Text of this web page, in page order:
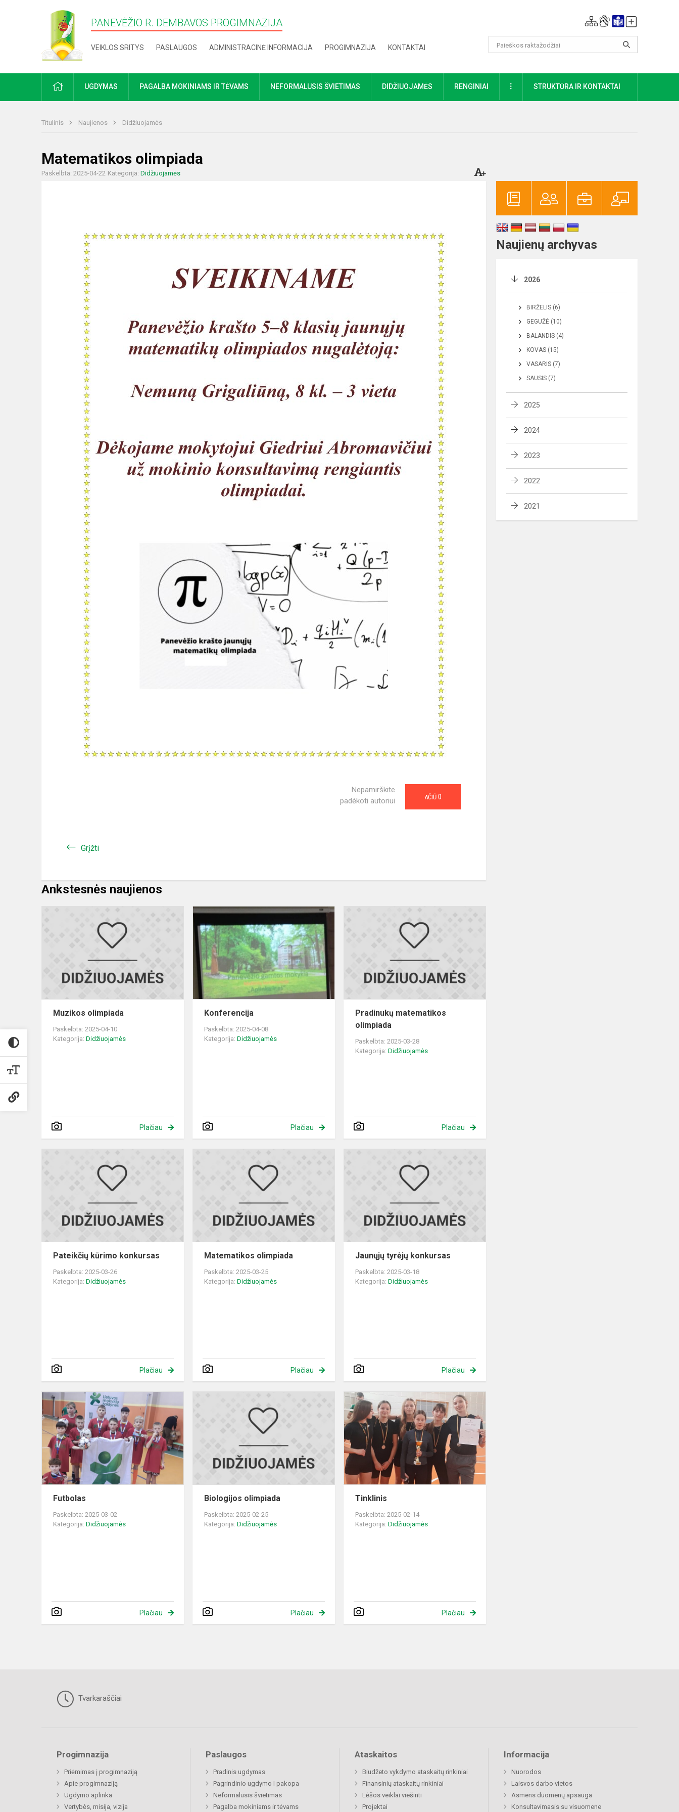
PANEVĖŽIO R. DEMBAVOS PROGIMNAZIJA
VEIKLOS SRITYS PASLAUGOS ADMINISTRACINĖ INFORMACIJA PROGIMNAZIJA KONTAKTAI
PRADŽIAUGDYMAS PAGALBA MOKINIAMS IR TĖVAMS NEFORMALUSIS ŠVIETIMAS DIDŽIUOJAMĖS RENGINIAI DAUGIAUSTRUKTŪRA IR KONTAKTAI
Titulinis Naujienos Didžiuojamės
Matematikos olimpiada
Paskelbta: 2025-04-22 Kategorija: Didžiuojamės
Nepamirškite
padėkoti autoriui
AČIŪ 0
Grįžti
Ankstesnės naujienos
Muzikos
olimpiada
Muzikos olimpiada
Paskelbta: 2025-04-10
Kategorija: Didžiuojamės
Plačiau
Konferencija
Konferencija
Paskelbta: 2025-04-08
Kategorija:Didžiuojamės
Plačiau
Pradinukų matematikos
olimpiada
Paskelbta: 2025-03-28
Kategorija:Didžiuojamės
Plačiau
Pateikčių kūrimo konkursas
Paskelbta: 2025-03-26
Kategorija: Didžiuojamės
Plačiau
Matematikos olimpiada
Paskelbta: 2025-03-25
Kategorija:Didžiuojamės
Plačiau
Jaunųjų tyrėjų konkursas
Paskelbta: 2025-03-18
Kategorija:Didžiuojamės
Plačiau
Futbolas
Paskelbta: 2025-03-02
Kategorija: Didžiuojamės
Plačiau
Biologijos
olimpiada
Biologijos olimpiada
Paskelbta: 2025-02-25
Kategorija:Didžiuojamės
Plačiau
Tinklinis
Paskelbta: 2025-02-14
Kategorija:Didžiuojamės
Plačiau
Naujienų archyvas
2026
BIRŽELIS (6)
GEGUŽĖ (10)
BALANDIS (4)
KOVAS (15)
VASARIS (7)
SAUSIS (7)
2025
2024
2023
2022
2021
Tvarkaraščiai
Progimnazija
Priėmimas į progimnaziją
Apie progimnaziją
Ugdymo aplinka
Vertybės, misija, vizija
Paslaugos
Pradinis ugdymas
Pagrindinio ugdymo I pakopa
Neformalusis švietimas
Pagalba mokiniams ir tėvams
Ataskaitos
Biudžeto vykdymo ataskaitų rinkiniai
Finansinių ataskaitų rinkiniai
Lėšos veiklai viešinti
Projektai
Informacija
Nuorodos
Laisvos darbo vietos
Asmens duomenų apsauga
Konsultavimasis su visuomene